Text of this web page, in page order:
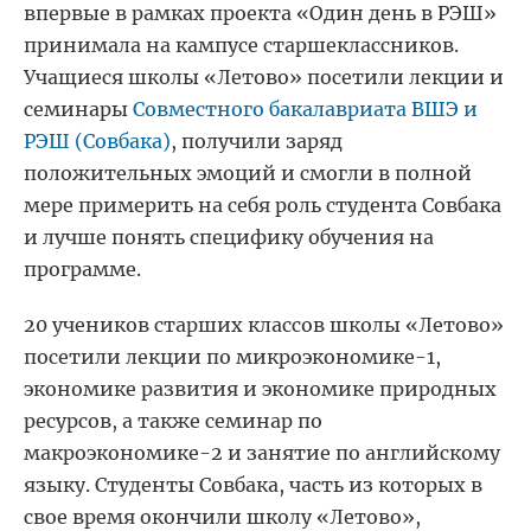
впервые в рамках проекта «Один день в РЭШ»
принимала на кампусе старшеклассников.
Учащиеся школы «Летово» посетили лекции и
семинары Совместного бакалавриата ВШЭ и
РЭШ (Совбака), получили заряд
положительных эмоций и смогли в полной
мере примерить на себя роль студента Совбака
и лучше понять специфику обучения на
программе.
20 учеников старших классов школы «Летово»
посетили лекции по микроэкономике-1,
экономике развития и экономике природных
ресурсов, а также семинар по
макроэкономике-2 и занятие по английскому
языку. Студенты Совбака, часть из которых в
свое время окончили школу «Летово»,